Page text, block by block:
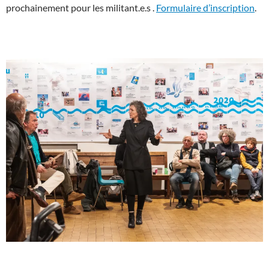
prochainement pour les militant.e.s. Formulaire d’inscription.